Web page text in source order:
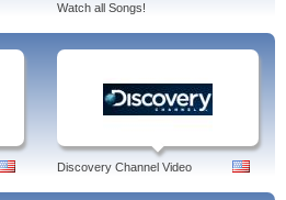
Watch all Songs!
Discovery Channel Video